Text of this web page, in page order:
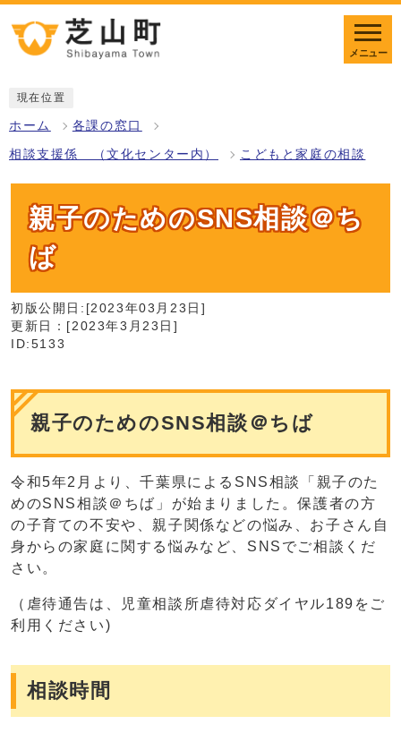
メニュー
現在位置
ホーム 各課の窓口
相談支援係 （文化センター内） こどもと家庭の相談
親子のためのSNS相談＠ち
ば
初版公開日:[2023年03月23日]
更新日：[2023年3月23日]
ID:5133
親子のためのSNS相談＠ちば
令和5年2月より、千葉県によるSNS相談「親子のた
めのSNS相談＠ちば」が始まりました。保護者の方
の子育ての不安や、親子関係などの悩み、お子さん自
身からの家庭に関する悩みなど、SNSでご相談くだ
さい。
（虐待通告は、児童相談所虐待対応ダイヤル189をご
利用ください)
相談時間